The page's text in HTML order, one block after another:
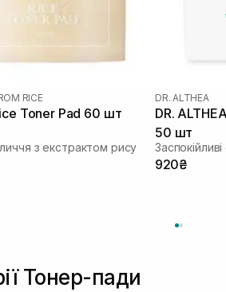
RICE
Toner Pad 60 шт
з екстрактом рису
DR. ALTHEA
DR.
50 шт
920₴
Тонер-пади